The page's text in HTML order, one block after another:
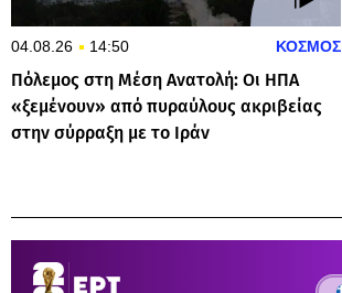
04.08.26 14:50 ΚΟΣΜΟΣ
Πόλεμος στη Μέση Ανατολή: Οι ΗΠΑ
«ξεμένουν» από πυραύλους ακριβείας
στην σύρραξη με το Ιράν